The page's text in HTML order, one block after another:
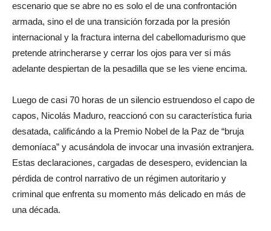
escenario que se abre no es solo el de una confrontación
armada, sino el de una transición forzada por la presión
internacional y la fractura interna del cabellomadurismo que
pretende atrincherarse y cerrar los ojos para ver si más
adelante despiertan de la pesadilla que se les viene encima.
Luego de casi 70 horas de un silencio estruendoso el capo de
capos, Nicolás Maduro, reaccionó con su característica furia
desatada, calificándo a la Premio Nobel de la Paz de “bruja
demoníaca” y acusándola de invocar una invasión extranjera.
Estas declaraciones, cargadas de desespero, evidencian la
pérdida de control narrativo de un régimen autoritario y
criminal que enfrenta su momento más delicado en más de
una década.